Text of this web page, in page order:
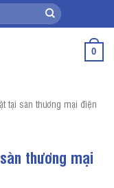
0
tại sàn thương mại điện
thương mại